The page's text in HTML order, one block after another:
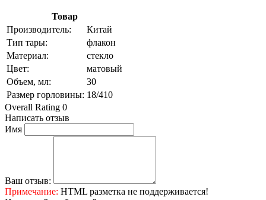
Товар
Производитель:
Китай
Тип тары:
флакон
Материал:
стекло
Цвет:
матовый
Объем, мл:
30
Размер горловины: 18/410
Overall Rating 0
Написать отзыв
Имя
Ваш отзыв:
Примечание: HTML разметка не поддерживается!